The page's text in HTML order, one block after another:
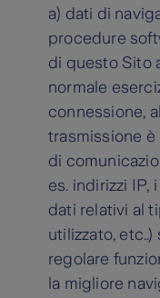
a) dati di
procedure
di questo Sito
normale
connessione,
trasmissione
di
es. indirizzi IP,
dati relativi al
utilizzato,
regolare
la migliore